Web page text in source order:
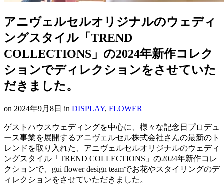
アニヴェルセルオリジナルのウェディ
ングスタイル「TREND
COLLECTIONS」の2024年新作コレク
ションでディレクションをさせていた
だきました。
on 2024年9月8日 in DISPLAY, FLOWER
ゲストハウスウェディングを中心に、様々な記念日プロデュ
ース事業を展開するアニヴェルセル株式会社さんの最新のト
レンドを取り入れた、アニヴェルセルオリジナルのウェディ
ングスタイル「TREND COLLECTIONS」の2024年新作コレ
クションで、gui flower design teamでお花やスタイリングのデ
ィレクションをさせていただきました。